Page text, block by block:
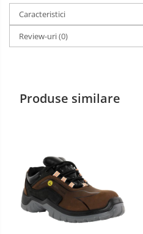
Manusi nitril
Manusi piele
Manusi tricot impregnat
Imbracaminte Outdoor
Incaltaminte Outdoor
Casti
Caracteristici
Review-uri(0)
Produse similare